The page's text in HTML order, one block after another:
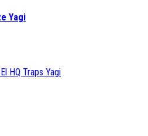
Yagi
HQ Traps Yagi